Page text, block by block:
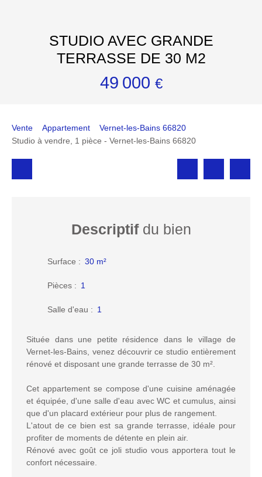
STUDIO AVEC GRANDE
TERRASSE DE 30 M2
49 000 €
Vente Appartement
Vernet-les-Bains 66820
Studio à vendre, 1 pièce - Vernet-les-Bains 66820
Descriptifdu bien
Surface : 30 m²
Pièces : 1
Salle d'eau : 1
Située dans une petite résidence dans le village de
Vernet-les-Bains, venez découvrir ce studio entièrement
rénové et disposant une grande terrasse de 30 m².
Cet appartement se compose d'une cuisine aménagée
et équipée, d'une salle d'eau avec WC et cumulus, ainsi
que d'un placard extérieur pour plus de rangement.
L'atout de ce bien est sa grande terrasse, idéale pour
profiter de moments de détente en plein air.
Rénové avec goût ce joli studio vous apportera tout le
confort nécessaire.